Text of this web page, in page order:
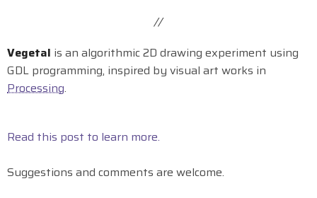
//
Vegetal is an algorithmic 2D drawing experiment using
GDL programming, inspired by visual art works in
Processing.
Read this post to learn more.
Suggestions and comments are welcome.